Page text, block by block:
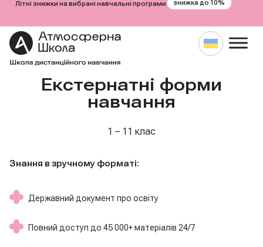
Перейти
Літні знижки на вибрані навчальні програми знижка до 10%
Екстернатні форми
навчання
1 – 11 клас
Знання в зручному форматі:
Державний документ про освіту
Повний доступ до 45 000+ матеріалів 24/7